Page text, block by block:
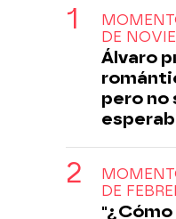
DE
Álvaro
pero no
DE